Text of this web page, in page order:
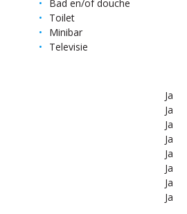
Bad en/of douche
Toilet
Minibar
Televisie
Ja
Ja
Ja
Ja
Ja
Ja
Ja
Ja